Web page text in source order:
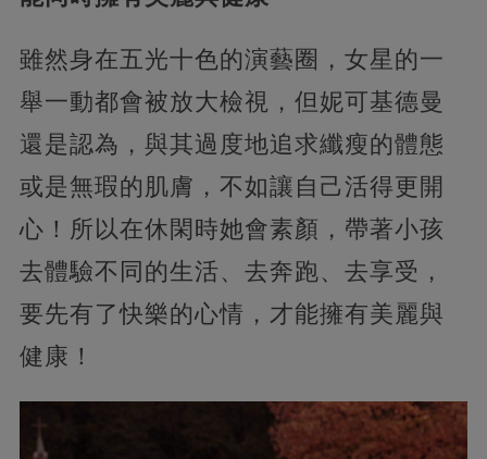
雖然身在五光十色的演藝圈，女星的一
舉一動都會被放大檢視，但妮可基德曼
還是認為，與其過度地追求纖瘦的體態
或是無瑕的肌膚，不如讓自己活得更開
心！所以在休閑時她會素顏，帶著小孩
去體驗不同的生活、去奔跑、去享受，
要先有了快樂的心情，才能擁有美麗與
健康！